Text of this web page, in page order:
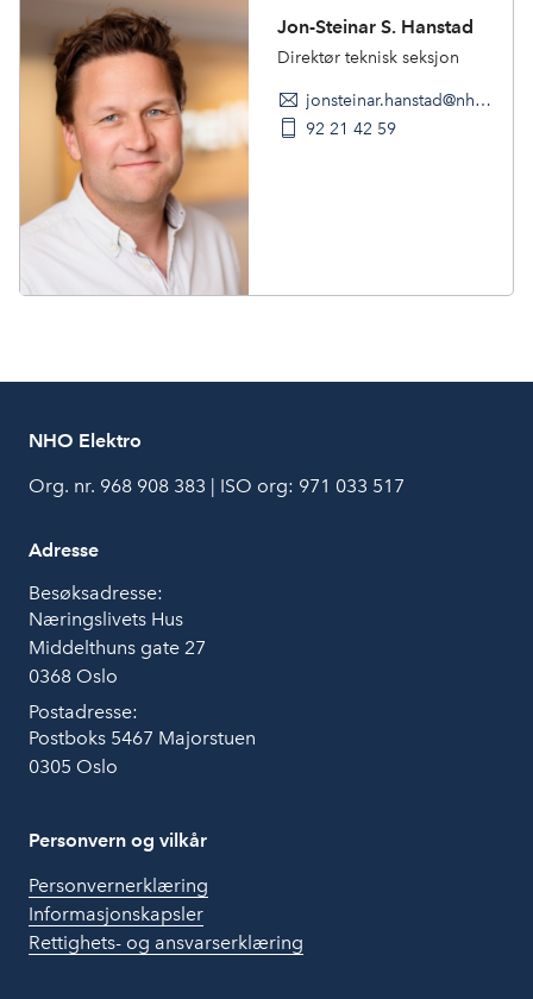
Jon-Steinar S. Hanstad
Direktør teknisk seksjon
jonsteinar.hanstad@nho.no
92 21 42 59
NHO Elektro
Org. nr. 968 908 383 | ISO org: 971 033 517
Adresse
Besøksadresse:
Næringslivets Hus
Middelthuns gate 27
0368 Oslo
Postadresse:
Postboks 5467 Majorstuen
0305 Oslo
Personvern og vilkår
Personvernerklæring
Informasjonskapsler
Rettighets- og ansvarserklæring